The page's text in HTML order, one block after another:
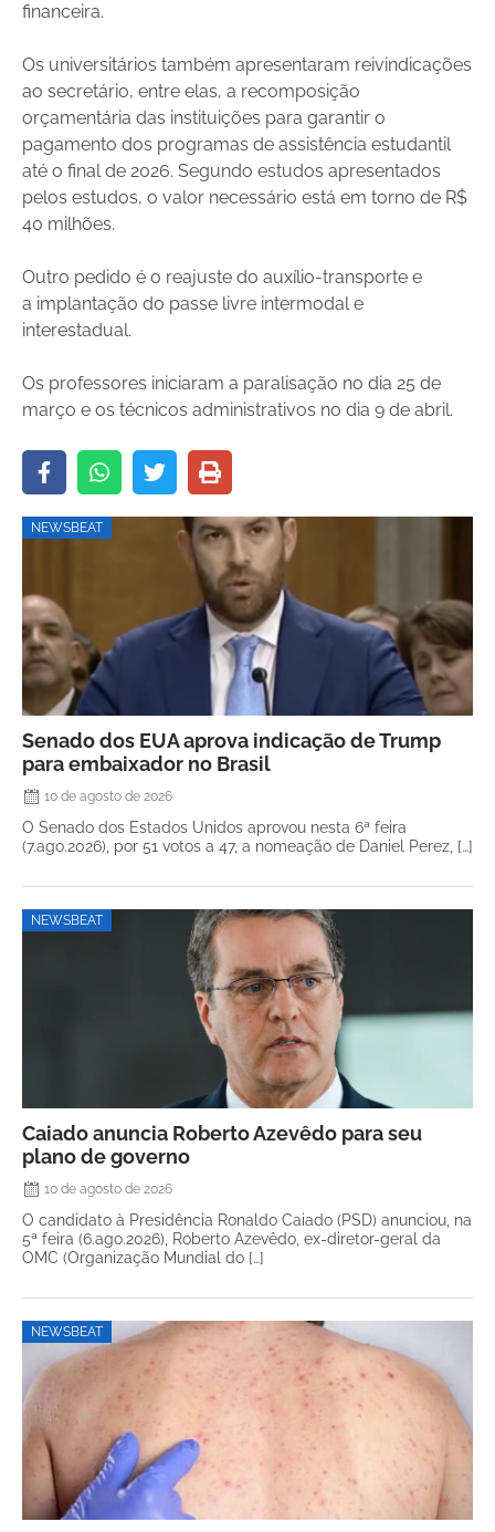
financeira.
Os universitários também apresentaram reivindicações
ao secretário, entre elas, a recomposição
orçamentária das instituições para garantir o
pagamento dos programas de assistência estudantil
até o final de 2026. Segundo estudos apresentados
pelos estudos, o valor necessário está em torno de R$
40 milhões.
Outro pedido é o reajuste do auxílio-transporte e
a implantação do passe livre intermodal e
interestadual.
Os professores iniciaram a paralisação no dia 25 de
março e os técnicos administrativos no dia 9 de abril.
NEWSBEAT
Senado dos EUA aprova indicação de Trump
para embaixador no Brasil
10 de agosto de 2026
O Senado dos Estados Unidos aprovou nesta 6ª feira
(7.ago.2026), por 51 votos a 47, a nomeação de Daniel Perez, […]
NEWSBEAT
Caiado anuncia Roberto Azevêdo para seu
plano de governo
10 de agosto de 2026
O candidato à Presidência Ronaldo Caiado (PSD) anunciou, na
5ª feira (6.ago.2026), Roberto Azevêdo, ex-diretor-geral da
OMC (Organização Mundial do […]
NEWSBEAT